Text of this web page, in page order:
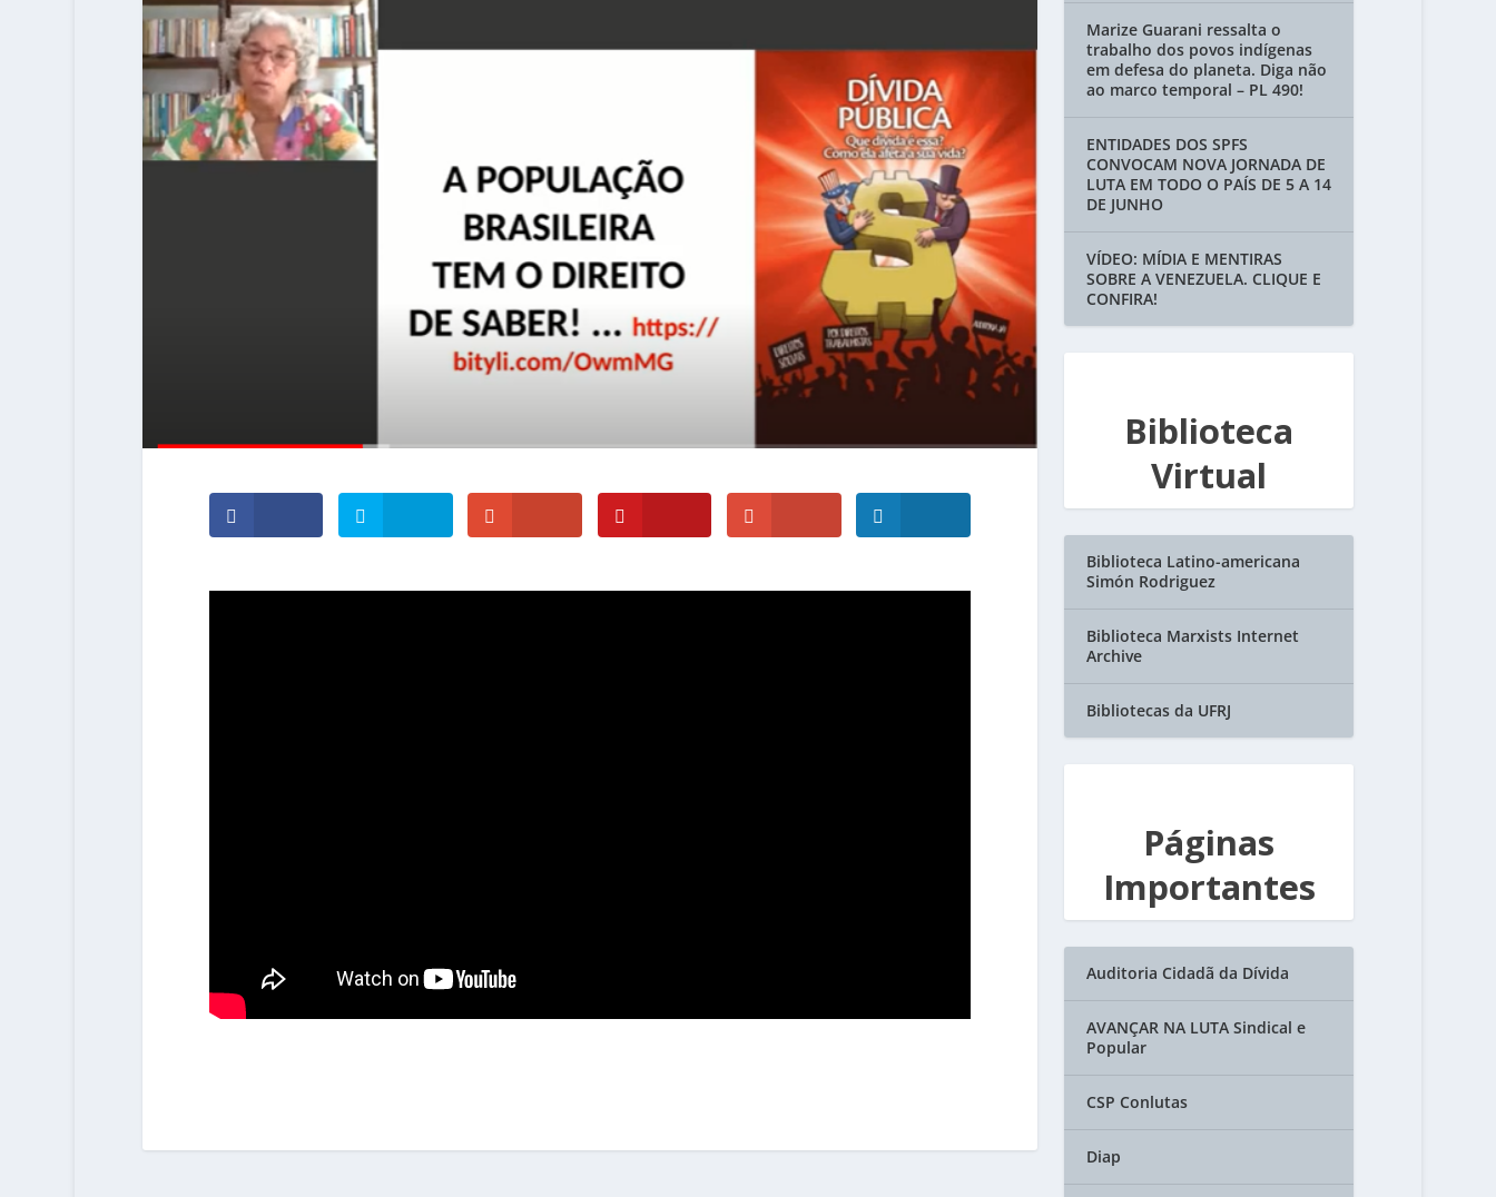
Marize Guarani ressalta o
trabalho dos povos indígenas
em defesa do planeta. Diga não
ao marco temporal – PL 490!
ENTIDADES DOS SPFS
CONVOCAM NOVA JORNADA DE
LUTA EM TODO O PAÍS DE 5 A 14
DE JUNHO
VÍDEO: MÍDIA E MENTIRAS
SOBRE A VENEZUELA. CLIQUE E
CONFIRA!
Biblioteca
Virtual
Biblioteca Latino-americana
Simón Rodriguez
Biblioteca Marxists Internet
Archive
Bibliotecas da UFRJ
Páginas
Importantes
Auditoria Cidadã da Dívida
AVANÇAR NA LUTA Sindical e
Popular
CSP Conlutas
Diap